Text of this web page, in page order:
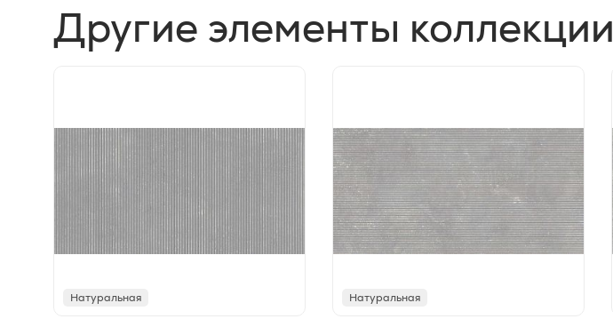
Другие элементы коллекции
Натуральная Натуральная